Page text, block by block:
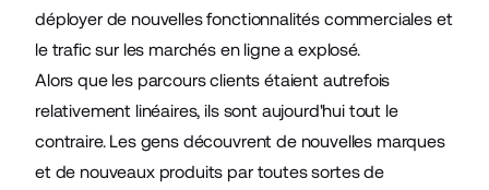
déployer de nouvelles fonctionnalités commerciales et
le trafic sur les marchés en ligne a explosé.
Alors que les parcours clients étaient autrefois
relativement linéaires, ils sont aujourd'hui tout le
contraire. Les gens découvrent de nouvelles marques
et de nouveaux produits par toutes sortes de